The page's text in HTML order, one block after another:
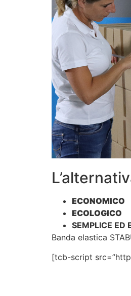
ECONOMICO
ECOLOGICO
SEMPLICE ED
Banda elastica
[tcb-script